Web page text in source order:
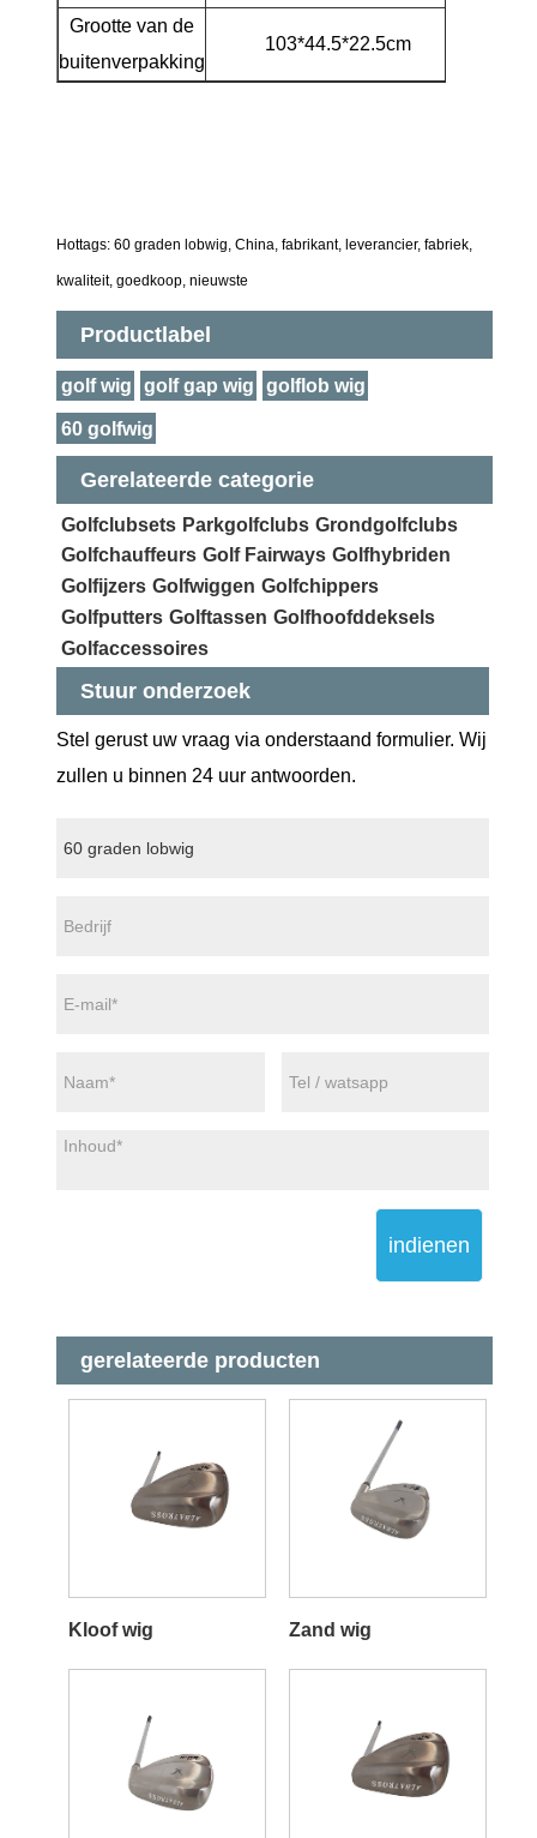
Grootte van de
buitenverpakking
103*44.5*22.5cm
Hottags: 60 graden lobwig, China, fabrikant, leverancier, fabriek,
kwaliteit, goedkoop, nieuwste
Productlabel
golf wig golf gap wig golflob wig
60 golfwig
Gerelateerde categorie
Golfclubsets Parkgolfclubs Grondgolfclubs
Golfchauffeurs Golf Fairways Golfhybriden
Golfijzers Golfwiggen Golfchippers
Golfputters Golftassen Golfhoofddeksels
Golfaccessoires
Stuur onderzoek
Stel gerust uw vraag via onderstaand formulier. Wij
zullen u binnen 24 uur antwoorden.
indienen
gerelateerde producten
Kloof wig Zand wig